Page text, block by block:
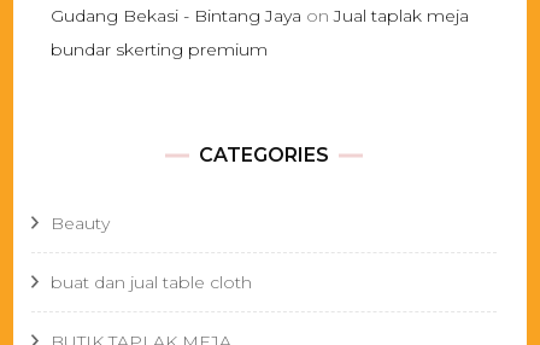
Gudang Bekasi - Bintang Jaya onJual taplak meja
bundar skerting premium
CATEGORIES
Beauty
buat dan jual table cloth